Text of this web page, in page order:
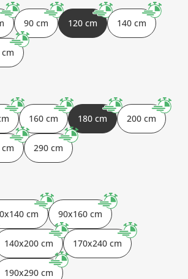
90 cm 120 cm 140 cm
cm
160 cm 180 cm 200 cm
290 cm
cm 90x160 cm
140x200 cm 170x240 cm
190x290 cm